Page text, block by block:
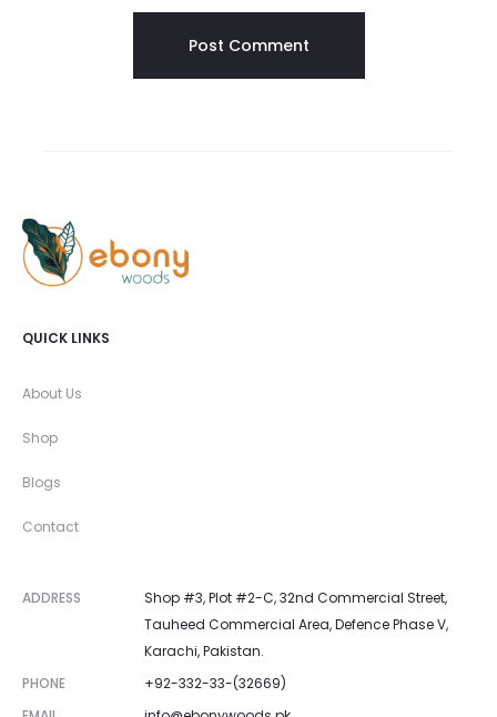
QUICK LINKS
About Us
Shop
Blogs
Contact
ADDRESS
Shop #3, Plot #2-C, 32nd Commercial Street,
Tauheed Commercial Area, Defence Phase V,
Karachi, Pakistan.
PHONE
+92-332-33-(32669)